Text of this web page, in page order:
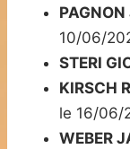
10/06/
STERI
KIRSCH
le 16/06/
WEBER